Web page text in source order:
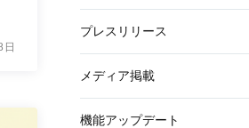
プレスリリース
メディア掲載
機能アップデート